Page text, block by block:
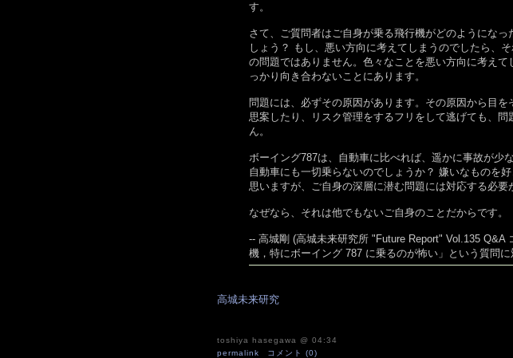
す。
さて、ご質問者はご自身が乗る飛行機がどのようになっ
しょう？ もし、悪い方向に考えてしまうのでしたら、
の問題ではありません。色々なことを悪い方向に考えて
っかり向き合わないことにあります。
問題には、必ずその原因があります。その原因から目を
思案したり、リスク管理をするフリをして逃げても、問
ん。
ボーイング787は、自動車に比べれば、遥かに事故が少
自動車にも一切乗らないのでしょうか？ 嫌いなものを
思いますが、ご自身の深層に潜む問題には対応する必要
なぜなら、それは他でもないご自身のことだからです。
-- 高城剛 (高城未来研究所 "Future Report" Vol.135 Q&A
機，特にボーイング 787 に乗るのが怖い」という質問に
高城未来研究
toshiya hasegawa @ 04:34
permalink
コメント (0)